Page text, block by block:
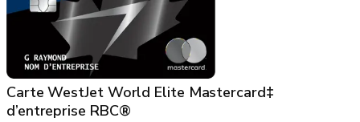
Carte WestJet World Elite Mastercard‡
d’entreprise RBC®